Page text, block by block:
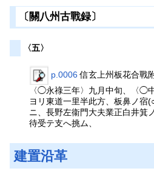
〔關八州古戰録〕
〈五〉
p.0006 信玄上州板花合戰
〈◯永祿三年〉九月中旬、〈◯
ヨリ東道一里半此方、板鼻ノ宿
ニ、長野左衞門大夫業正白井箕
待受テ支へ挑ム、
建置沿革